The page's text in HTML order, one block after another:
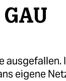
ausgefallen.
eigene